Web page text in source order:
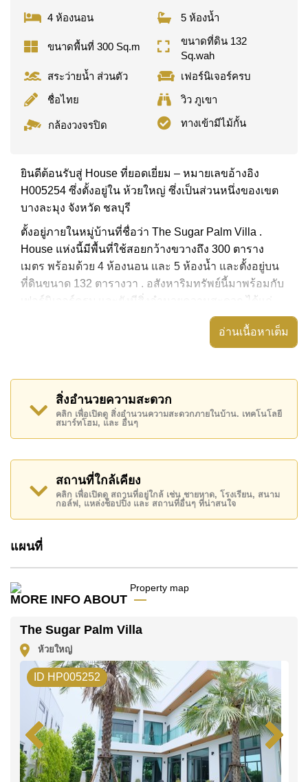
4 ห้องนอน 5 ห้องน้ำ
ขนาดพื้นที่ 300 Sq.m
ขนาดที่ดิน 132
Sq.wah
สระว่ายน้ำ ส่วนตัว
เฟอร์นิเจอร์ครบ
ชื่อไทย
วิว ภูเขา
กล้องวงจรปิด ทางเข้ามีไม้กั้น
ยินดีต้อนรับสู่ House ที่ยอดเยี่ยม – หมายเลขอ้างอิง
H005254 ซึ่งตั้งอยู่ใน ห้วยใหญ่ ซึ่งเป็นส่วนหนึ่งของเขต
บางละมุง จังหวัด ชลบุรี
ตั้งอยู่ภายในหมู่บ้านที่ชื่อว่า The Sugar Palm Villa .
House แห่งนี้มีพื้นที่ใช้สอยกว้างขวางถึง 300 ตาราง
เมตร พร้อมด้วย 4 ห้องนอน และ 5 ห้องน้ำ และตั้งอยู่บน
ที่ดินขนาด 132 ตารางวา . อสังหาริมทรัพย์นี้มาพร้อมกับ
เฟอร์นิเจอร์ครบ และยังมีสิ่งอำนวยความสะดวก ได้แก่
สวนส่วนตัว, อ่างอาบน้ำ/จากุซซี่, บ้านตรงหัวมุม,
อสังหาริมทรัพย์นี้สามารถใช้ สระว่ายน้ำ ส่วนตัว ได้
ได้แก่ กล้องวงจรปิด, ทางเข้ามีไม้กั้น
สถานที่สำคัญใกล้ The Sugar Palm Villa ได้แก่: ใกล้
ทางด่วนมอเตอร์เวย์หรือทางหลวง, โลตัส & เอ้าท์เล็ทม
อลล์, แม็คโคร , มาบประชัน เลค, ตลาดน้ำสี่ภาคพัทยา,
อันเดอร์วอเตอร์ เวิลด์, เดอะ ช็อกโกแลต แฟคทอรี่ พัทยา
สุขุมวิท, ไทยโปโลคลับ, Ramayana Water Park , สยาม
คันทรีคลับ (สนามเก่า ไร่ ริมน้ำ และโรลลิ่งฮิลส์), ฟีนิกซ์
โกลด์, ชีจันทร์ กอล์ฟ รีสอร์ท , รพ.กรุงเทพพัทยา, โรง
อสังหาริมทรัพย์นี้มีไว้สำหรับขายในราคา ฿ 15,900,000
บาท
โฉนดที่ดินของอสังหาริมทรัพย์นี้อยู่ภายใต้กรรมสิทธิ์ ชื่อ
ค้นพบโอกาสในการทำให้ที่อยู่อาศัยนี้เป็นบ้านในฝันของ
คุณ!
ติดต่อ Cornerstone Real Estate โทร +6638411250
หรือ อีเมล
info@cornerstone.co.th
WhatsApp ของสำนักงาน:+66807945904และ LINE:
@cornerstonepattaya
อ่านเนื้อหาเต็ม
สิ่งอำนวยความสะดวก
คลิก เพื่อเปิดดู สิ่งอำนวนความสะดวกภายในบ้าน. เทคโนโลยี
สมาร์ทโฮม, และ อื่นๆ
สถานที่ใกล้เคียง
คลิก เพื่อเปิดดู สถานที่อยู่ใกล้ เช่น ชายหาด, โรงเรียน, สนาม
กอล์ฟ, แหล่งช็อปปิ้ง และ สถานที่อื่นๆ ที่น่าสนใจ
แผนที่
MORE INFO ABOUT
The Sugar Palm Villa
ห้วยใหญ่
ID HP005252